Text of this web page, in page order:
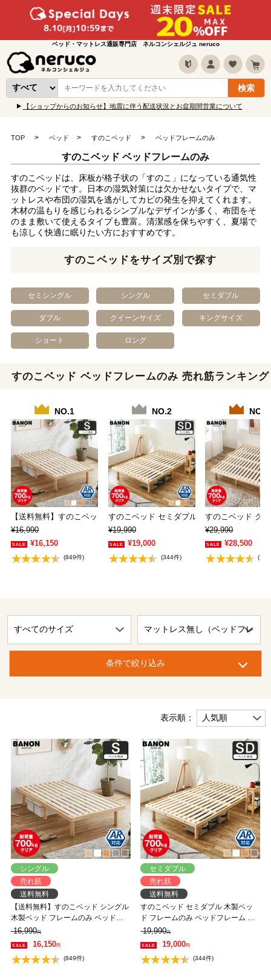
ベッド・マットレス通販専門店 ネルコンシェルジュ neruco
【ショップからのお知らせ】地震に伴う配送状況とお盆期間営業について
TOP ベッド すのこベッド ベッドフレームのみ
すのこベッド ベッドフレームのみ
すのこベッドは、床板が格子状の「すのこ」になっている通気性
抜群のベッドです。日本の湿気対策には欠かせないタイプで、マ
ットレスや布団の湿気を逃がしてカビの発生を抑えてくれます。
木材の温もりを感じられるシンプルなデザインが多く、布団をそ
のまま敷いて使えるタイプも豊富。清潔感を保ちやすく、夏場で
も涼しく快適に眠りたい方におすすめです。
すのこベッドをサイズ別で探す
セミシングル シングル セミダブル
ダブル クイーンサイズ キングサイズ
ショート ロング
すのこベッド ベッドフレームのみ 売れ筋ランキング
NO.1
【送料無料】すのこベッド シングル 木製ベッド…
¥16,990
¥16,150
(849件)
NO.2
すのこベッド セミダブル 木製ベッド フレー
¥19,990
¥19,000
(344件)
NO.3
すのこベッド ク
¥29,990
¥28,500
条件で絞り込み
表示順：
シングル
売れ筋
送料無料
【送料無料】すのこベッド シングル
木製ベッド フレームのみ ベッドフ
レーム ローベッド 高さ調整 組立簡
単 ヘッドレス 一人暮らし 北欧 低ホ
ルムアルデヒド バノン【AR】
16,990円
16,150円
(849件)
セミダブル
売れ筋
送料無料
すのこベッド セミダブル 木製ベッ
ド フレームのみ ベッドフレーム ロ
ーベッド 高さ調整 組立簡単 ヘッド
レス 一人暮らし 北欧 低ホルムアル
デヒド バノン【AR】 【大型家具配
送】
19,990円
19,000円
(344件)